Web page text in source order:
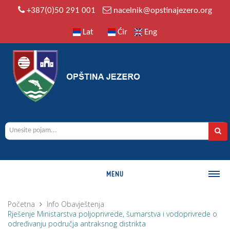
+387(0)50 291 001 nacelnik@opstinajezero.org
Lat Ćir Eng
MENU
O OPŠTINI
Istorija
Početna Info Obavještenja
Rješenje Ministarstva poljoprivrede, šumarstva i vodoprivrede o
određivanju područja antraksnog distrikta